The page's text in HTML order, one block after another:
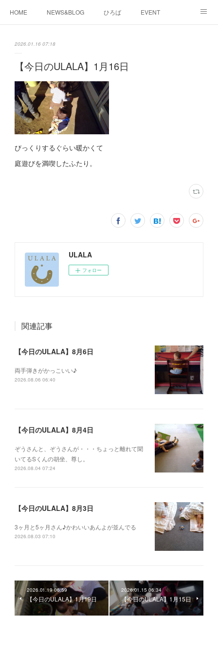
HOME NEWS&BLOG ひろば EVENT
2026.01.16 07:18
【今日のULALA】1月16日
びっくりするぐらい暖かくて
庭遊びを満喫したふたり。
ULALA
フォロー
関連記事
【今日のULALA】8月6日
両手弾きがかっこいい♪
2026.08.06 06:40
【今日のULALA】8月4日
ぞうさんと、ぞうさんが・・・ちょっと離れて聞
いてるSくんの胡坐、尊し。
2026.08.04 07:24
【今日のULALA】8月3日
3ヶ月と5ヶ月さん♪かわいいあんよが並んでる
2026.08.03 07:10
2026.01.19 06:59
【今日のULALA】1月19日
2026.01.15 06:34
【今日のULALA】1月15日